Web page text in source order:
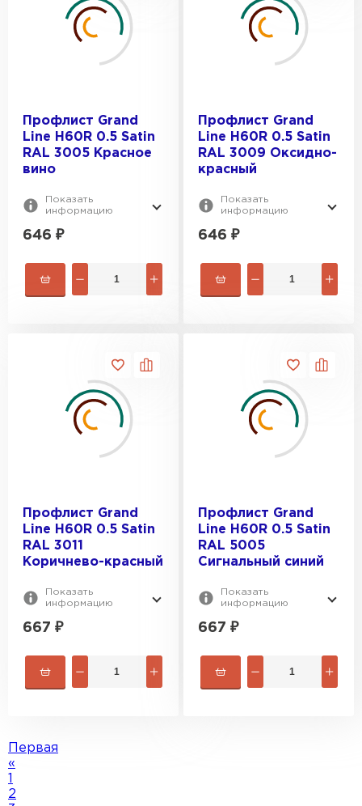
Профлист Grand
Line H60R 0.5 Satin
RAL 3005 Красное
вино
Показать
информацию
646 ₽
Профлист Grand
Line H60R 0.5 Satin
RAL 3009 Оксидно-
красный
Показать
информацию
646 ₽
Профлист Grand
Line H60R 0.5 Satin
RAL 3011
Коричнево-красный
Показать
информацию
667 ₽
Профлист Grand
Line H60R 0.5 Satin
RAL 5005
Сигнальный синий
Показать
информацию
667 ₽
Первая
«
2